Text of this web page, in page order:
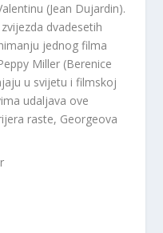
(Jean Dujardin).
dvadesetih
jednog filma
Miller (Berenice
u svijetu i filmskoj
udaljava ove
raste, Georgeova